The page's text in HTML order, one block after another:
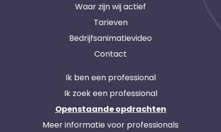
Waar zijn wij actief
Tarieven
Bedrijfsanimatievideo
Contact
Ik ben een professional
Ik zoek een professional
Openstaande opdrachten
Meer informatie voor professionals